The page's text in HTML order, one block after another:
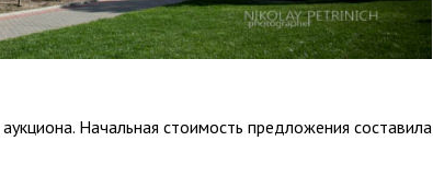
Начальная стоимость предложения составила